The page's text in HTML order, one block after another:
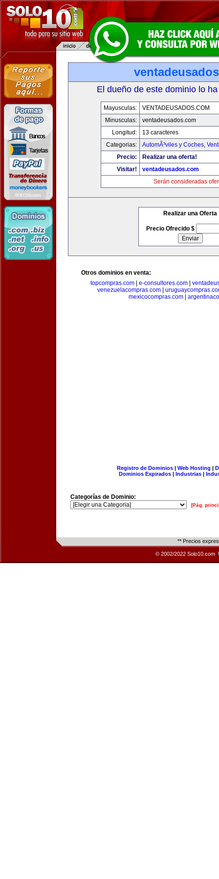
El dueño de este dominio lo
Mayusculas:
VENTADEUSADOS.COM
Minusculas:
ventadeusados.com
Longitud:
13 caracteres
Categorias:
AutomÃ³viles y Coches,
Precio:
Realizar una oferta!
Visitar!
ventadeusados.com
Serán consideradas
Realizar una Oferta
Precio Ofrecido $
Otros dominios en venta:
topcompras.com
e-consultores.com
venezuelacompras.com|
mexicocompras.com
Registro de Dominios| Web Hosting |
Dominios Expirados | Industrias |
Categorías de Dominio:
[Pág.
** Precios
© 2002/2022 Solo10.com